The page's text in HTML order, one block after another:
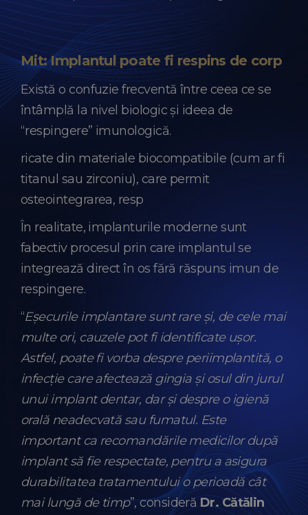
Mit: Implantul poate fi respins de corp
Există o confuzie frecventă între ceea ce se
întâmplă la nivel biologic și ideea de
“respingerе” imunologică.
ricate din materiale biocompatibile (cum ar fi
titanul sau zirconiu), care permit
osteointegrarea, resp
În realitate, implanturile moderne sunt
fabectiv procesul prin care implantul se
integrează direct în os fără răspuns imun de
respingere.
“Eșecurile implantare sunt rare și, de cele mai
multe ori, cauzele pot fi identificate ușor.
Astfel, poate fi vorba despre periimplantită, o
infecție care afectează gingia și osul din jurul
unui implant dentar, dar și despre o igienă
orală neadecvată sau fumatul. Este
important ca recomandările medicilor după
implant să fie respectate, pentru a asigura
durabilitatea tratamentului o perioadă cât
mai lungă de timp”, consideră Dr. Cătălin